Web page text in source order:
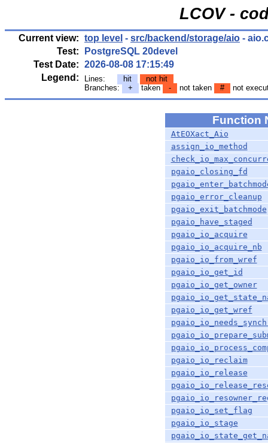
LCOV -
Current view: top level - src/backend/storage/aio -
Test:
PostgreSQL 20devel
Test Date: 2026-08-08 17:15:49
Legend:
Lines: hit
not hit
Branches:
+ taken - not taken # not
Function
AtEOXact_Aio
assign_io_method
pgaio_closing_fd
pgaio_error_cleanup
pgaio_exit_batchmode
pgaio_have_staged
pgaio_io_acquire
pgaio_io_acquire_nb
pgaio_io_from_wref
pgaio_io_get_id
pgaio_io_get_owner
pgaio_io_get_wref
pgaio_io_reclaim
pgaio_io_release
pgaio_io_set_flag
pgaio_io_stage